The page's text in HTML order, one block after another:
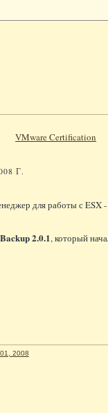
VMware Certification
Г.
для работы с ESX -
Backup 2.0.1, который
2008